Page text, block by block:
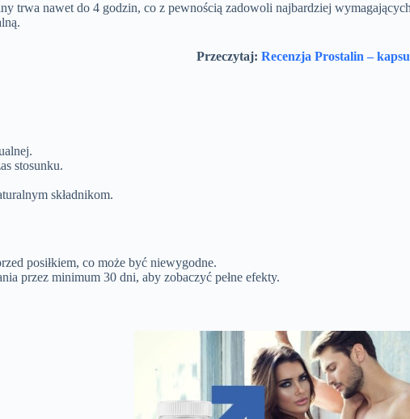
trwa nawet do 4 godzin, co z pewnością zadowoli najbardziej
Przeczytaj: Recenzja Prostalin –
stosunku.
składnikom.
posiłkiem, co może być niewygodne.
przez minimum 30 dni, aby zobaczyć pełne efekty.